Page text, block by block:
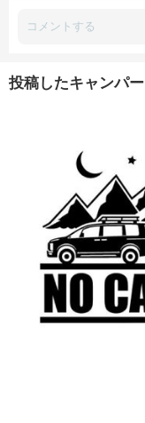
投稿したキャンパー